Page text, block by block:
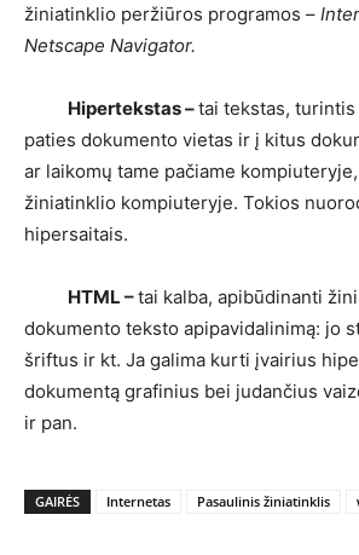
žiniatinklio peržiūros programos –
Netscape Navigator.
Hipertekstas –tai tekstas,
paties dokumento vietas ir į kitus
ar laikomų tame pačiame
žiniatinklio kompiuteryje. Tokios
hipersaitais.
HTML –tai kalba, apibūdinanti
dokumento teksto apipavidalinimą: jo
šriftus ir kt. Ja galima kurti įvairius
dokumentą grafinius bei judančius
ir pan.
GAIRĖS Internetas Pasaulinis žiniatinklis